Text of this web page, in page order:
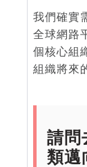
我們確實
全球網路
個核心組
組織將來
請問
類邁